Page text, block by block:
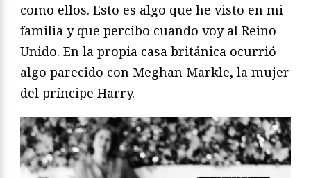
como ellos. Esto es algo que he visto en mi
familia y que percibo cuando voy al Reino
Unido. En la propia casa británica ocurrió
algo parecido con Meghan Markle, la mujer
del príncipe Harry.